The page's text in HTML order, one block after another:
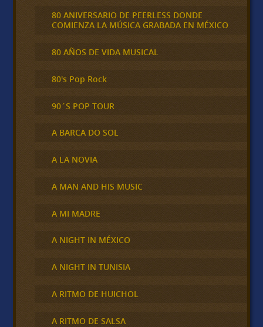
80 ANIVERSARIO DE PEERLESS DONDE
COMIENZA LA MÚSICA GRABADA EN MÉXICO
80 AÑOS DE VIDA MUSICAL
80's Pop Rock
90´S POP TOUR
A BARCA DO SOL
A LA NOVIA
A MAN AND HIS MUSIC
A MI MADRE
A NIGHT IN MÉXICO
A NIGHT IN TUNISIA
A RITMO DE HUICHOL
A RITMO DE SALSA